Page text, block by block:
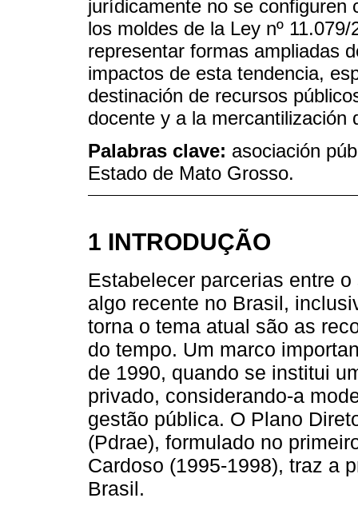
jurídicamente no se configuren
los moldes de la Ley nº
representar formas ampliadas
impactos de esta tendencia,
destinación de recursos
docente y a la mercantilización
Palabras clave: asociación
Estado de Mato Grosso.
1 INTRODUÇÃO
Estabelecer parcerias entre
algo recente no Brasil,
torna o tema atual são as
do tempo. Um marco
de 1990, quando se institui
privado, considerando-a
gestão pública. O Plano
(Pdrae), formulado no
Cardoso (1995-1998), traz a
Brasil.